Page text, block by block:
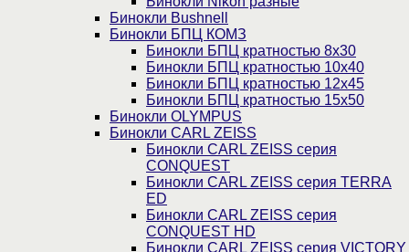
Бинокли Bushnell
Бинокли БПЦ КОМЗ
Бинокли БПЦ кратностью 8х30
Бинокли БПЦ кратностью 10х40
Бинокли БПЦ кратностью 12х45
Бинокли БПЦ кратностью 15х50
Бинокли OLYMPUS
Бинокли CARL ZEISS
Бинокли CARL ZEISS серия
CONQUEST
Бинокли CARL ZEISS серия TERRA
ED
Бинокли CARL ZEISS серия
CONQUEST HD
Бинокли CARL ZEISS серия VICTORY